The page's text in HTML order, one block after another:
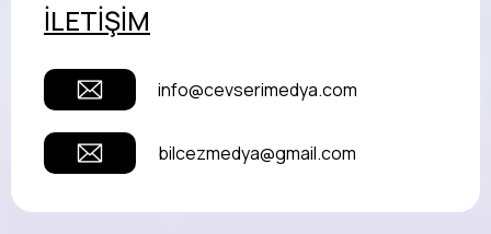
İLETİŞİM
info@cevserimedya.com
bilcezmedya@gmail.com